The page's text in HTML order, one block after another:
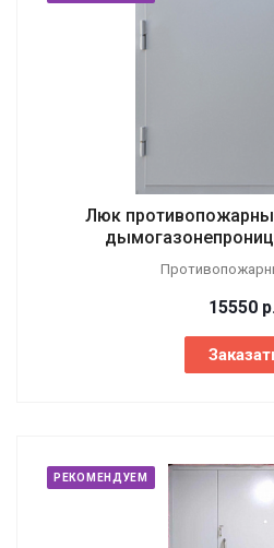
Люк
15550
РЕКОМЕНДУЕМ